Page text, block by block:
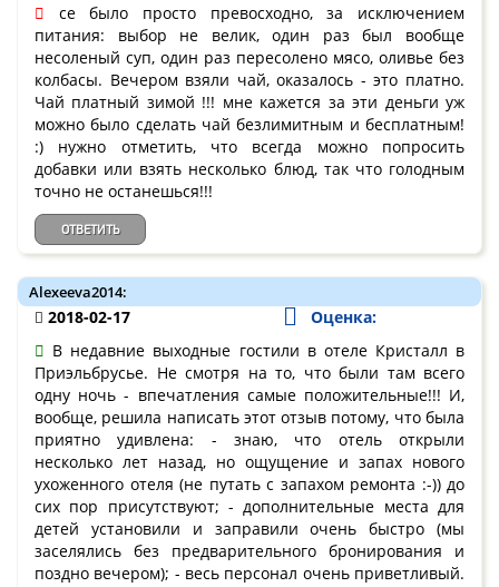
се было просто превосходно, за исключением
питания: выбор не велик, один раз был вообще
несоленый суп, один раз пересолено мясо, оливье без
колбасы. Вечером взяли чай, оказалось - это платно.
Чай платный зимой !!! мне кажется за эти деньги уж
можно было сделать чай безлимитным и бесплатным!
:) нужно отметить, что всегда можно попросить
добавки или взять несколько блюд, так что голодным
точно не останешься!!!
ОТВЕТИТЬ
Alexeeva2014:
2018-02-17
Оценка:
В недавние выходные гостили в отеле Кристалл в
Приэльбрусье. Не смотря на то, что были там всего
одну ночь - впечатления самые положительные!!! И,
вообще, решила написать этот отзыв потому, что была
приятно удивлена: - знаю, что отель открыли
несколько лет назад, но ощущение и запах нового
ухоженного отеля (не путать с запахом ремонта :-)) до
сих пор присутствуют; - дополнительные места для
детей установили и заправили очень быстро (мы
заселялись без предварительного бронирования и
поздно вечером); - весь персонал очень приветливый.